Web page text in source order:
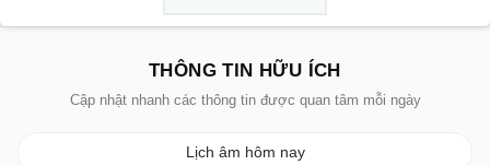
THÔNG TIN HỮU ÍCH
Cập nhật nhanh các thông tin được quan tâm mỗi ngày
Lịch âm hôm nay